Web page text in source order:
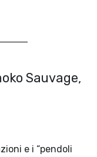
Sauvage,
e i “pendoli